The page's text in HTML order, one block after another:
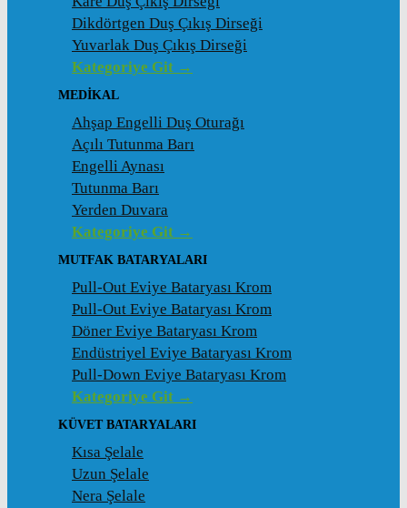
Dikdörtgen Duş Çıkış Dirseği
Yuvarlak Duş Çıkış Dirseği
Kategoriye Git →
MEDİKAL
Ahşap Engelli Duş Oturağı
Açılı Tutunma Barı
Engelli Aynası
Tutunma Barı
Yerden Duvara
Kategoriye Git →
MUTFAK BATARYALARI
Pull-Out Eviye Bataryası Krom
Pull-Out Eviye Bataryası Krom
Döner Eviye Bataryası Krom
Endüstriyel Eviye Bataryası Krom
Pull-Down Eviye Bataryası Krom
Kategoriye Git →
KÜVET BATARYALARI
Kısa Şelale
Uzun Şelale
Nera Şelale